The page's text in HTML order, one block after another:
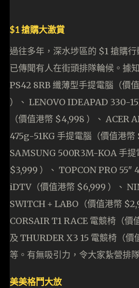
$1 搶購大激賞
過往多年，深水埗區的 $1 搶購
已傳聞有人在街頭排隊輪候。據
PS42 8RB 纖薄型手提電腦（價
）、 LENOVO IDEAPAD 330-
（價值港幣 $4,998 ）、 ACER
475g-51KG 手提電腦（價值港幣
SAMSUNG 500R3M-KOA 手提
$3,999 ）、 TOPCON PRO 55″
iDTV（價值港幣 $6,999 ）、
SWITCH + LABO（價值港幣
CORSAIR T1 RACE 電競椅（價
及 THURDER X3 15 電競椅（價
等。有無吸引力，令大家紥營排
美美格鬥大放